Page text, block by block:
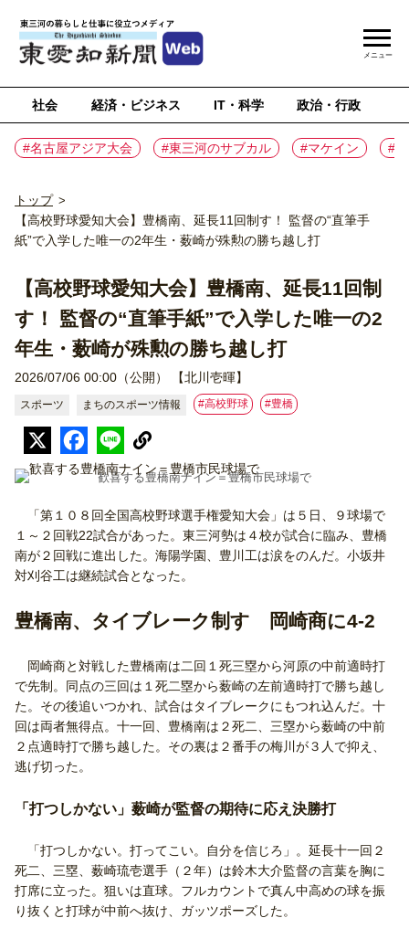
社会 経済・ビジネス IT・科学 政治・行政
#名古屋アジア大会 #東三河のサブカル #マケイン #
メニュー
トップ >
【高校野球愛知大会】豊橋南、延長11回制す！ 監督の“直筆手
紙”で入学した唯一の2年生・薮崎が殊勲の勝ち越し打
【高校野球愛知大会】豊橋南、延長11回制
す！ 監督の“直筆手紙”で入学した唯一の2
年生・薮崎が殊勲の勝ち越し打
2026/07/06 00:00（公開） 【北川壱暉】
スポーツ まちのスポーツ情報 #高校野球 #豊橋
歓喜する豊橋南ナイン＝豊橋市民球場で
「第１０８回全国高校野球選手権愛知大会」は５日、９球場で
１～２回戦22試合があった。東三河勢は４校が試合に臨み、豊橋
南が２回戦に進出した。海陽学園、豊川工は涙をのんだ。小坂井
対刈谷工は継続試合となった。
豊橋南、タイブレーク制す 岡崎商に4-2
岡崎商と対戦した豊橋南は二回１死三塁から河原の中前適時打
で先制。同点の三回は１死二塁から薮崎の左前適時打で勝ち越し
た。その後追いつかれ、試合はタイブレークにもつれ込んだ。十
回は両者無得点。十一回、豊橋南は２死二、三塁から薮崎の中前
２点適時打で勝ち越した。その裏は２番手の梅川が３人で抑え、
逃げ切った。
「打つしかない」薮崎が監督の期待に応え決勝打
「打つしかない。打ってこい。自分を信じろ」。延長十一回２
死二、三塁、薮崎琉壱選手（２年）は鈴木大介監督の言葉を胸に
打席に立った。狙いは直球。フルカウントで真ん中高めの球を振
り抜くと打球が中前へ抜け、ガッツポーズした。